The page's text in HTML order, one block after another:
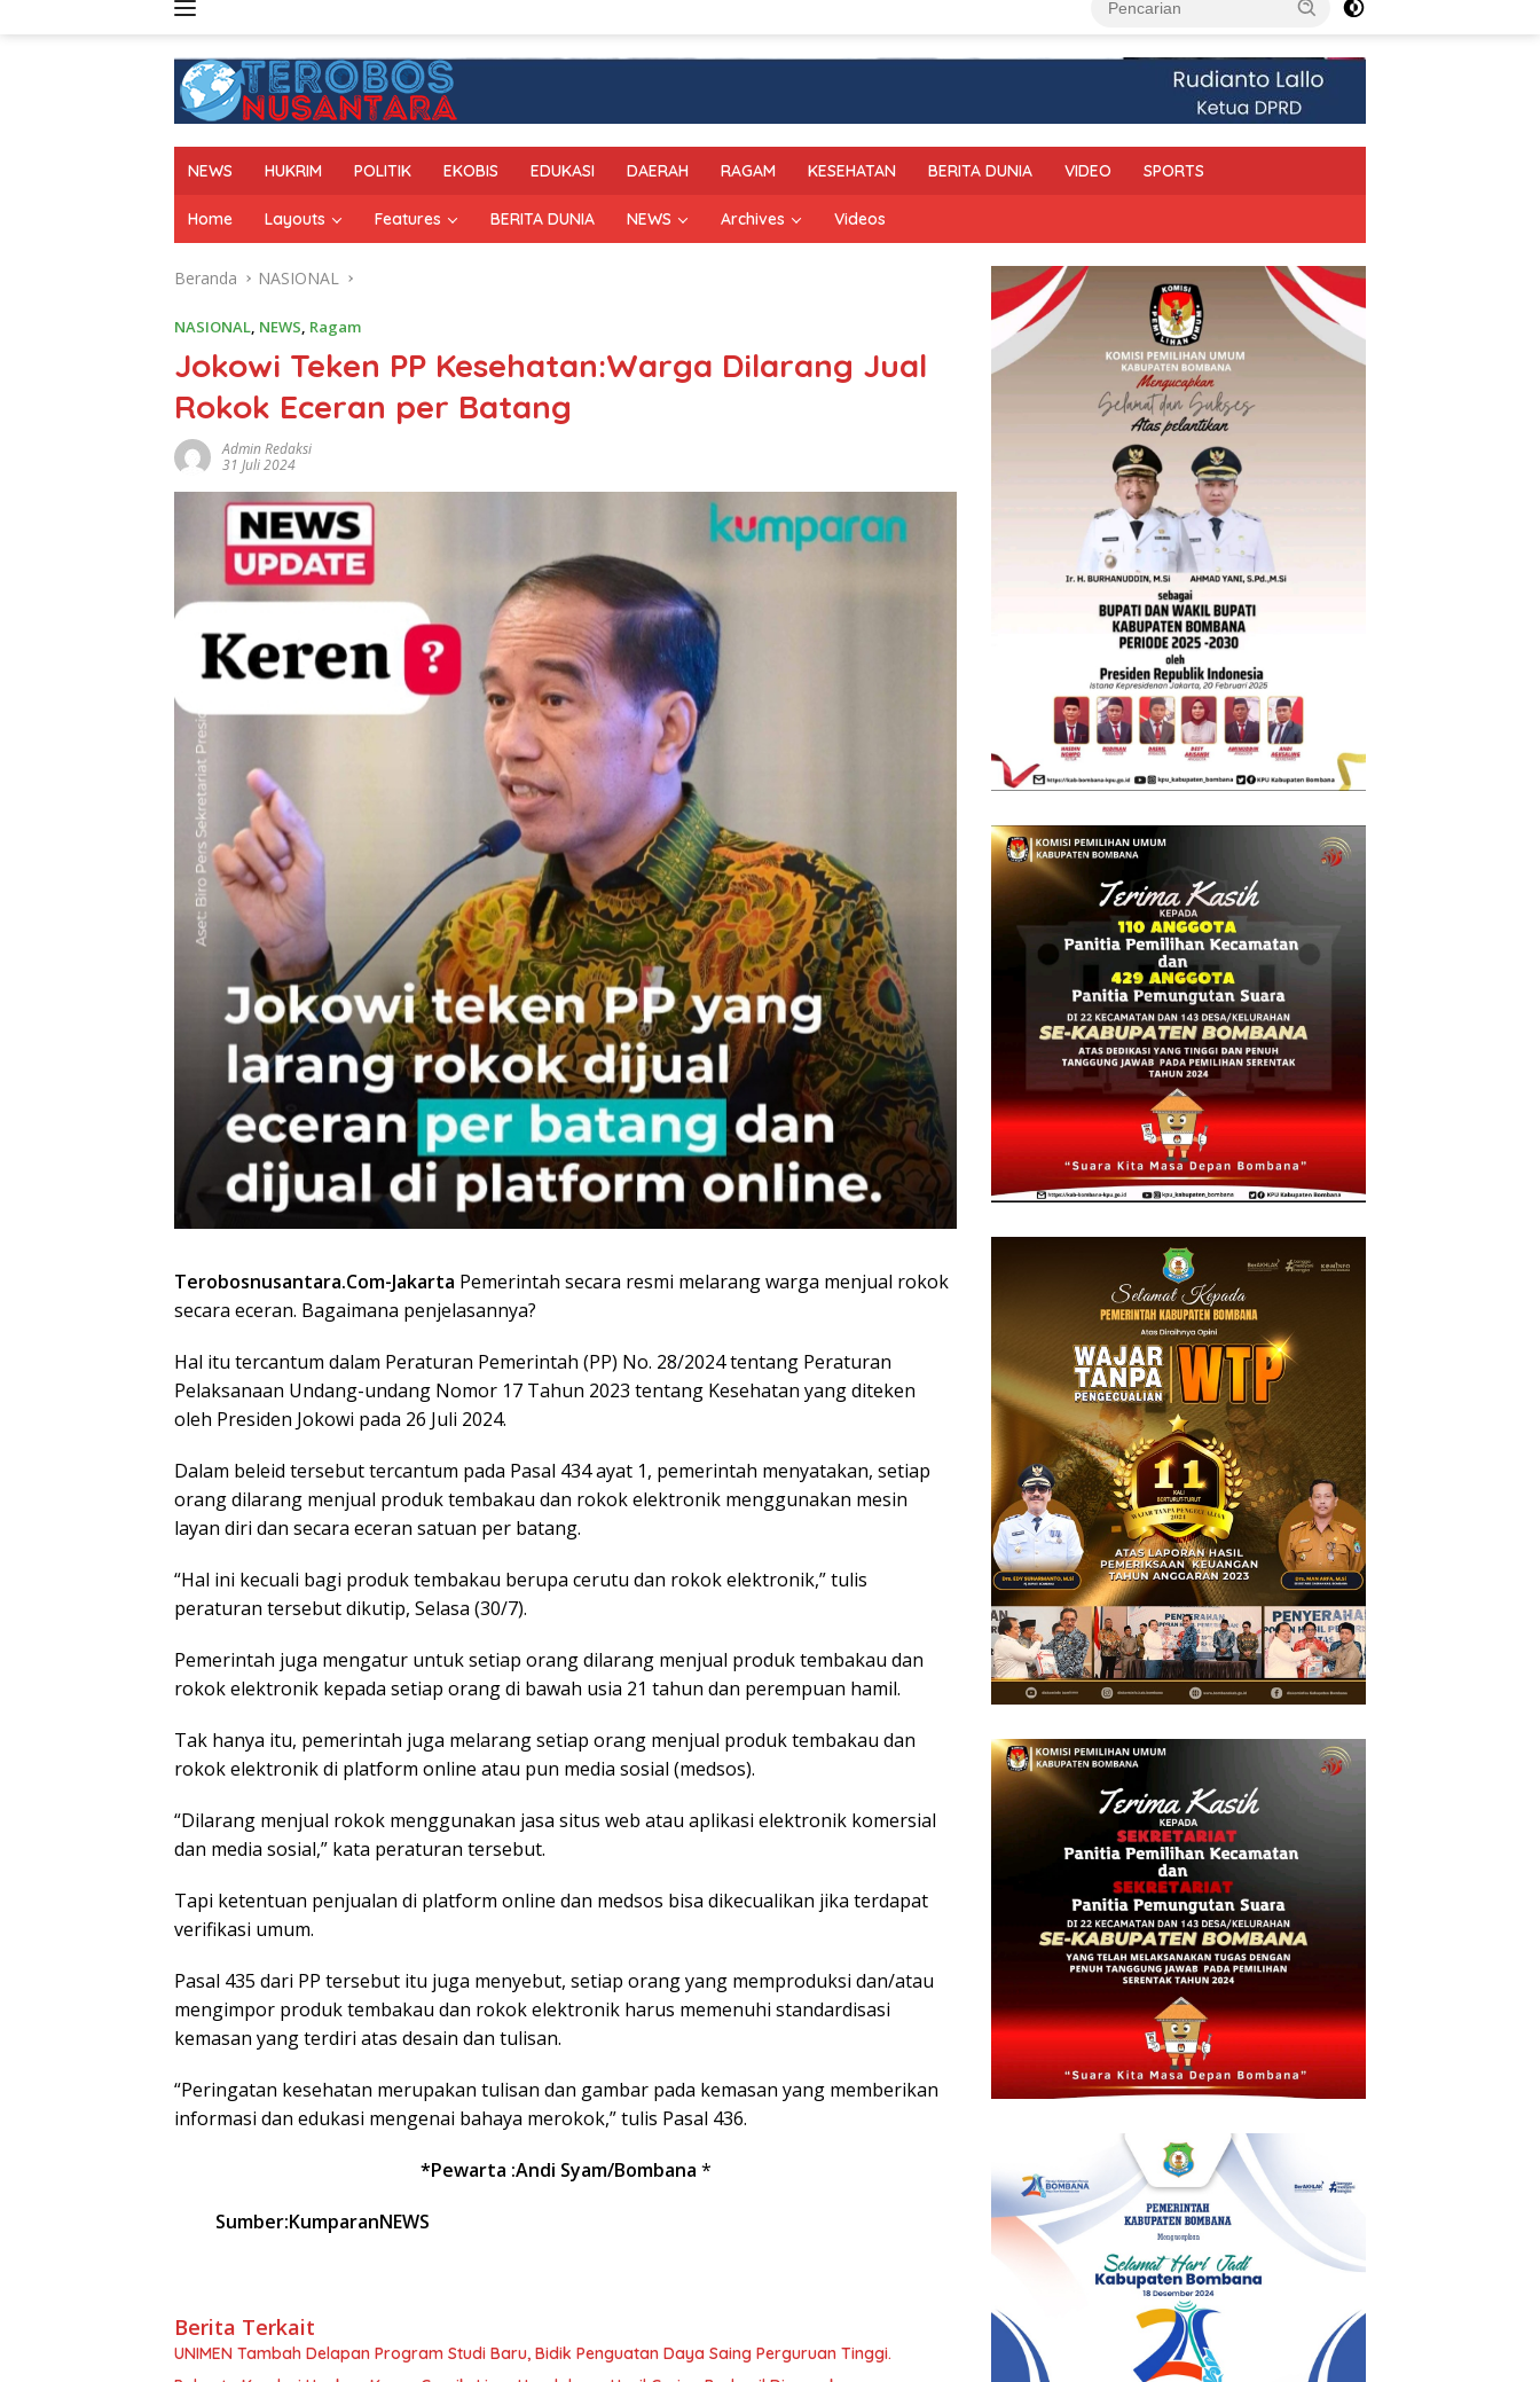
NEWS HUKRIM POLITIK EKOBIS EDUKASI DAERAH RAGAM KESEHATAN BERITA DUNIA VIDEO SPORTS
Home Layouts Features BERITA DUNIA NEWS Archives Videos
Beranda NASIONAL
NASIONAL, NEWS, Ragam
Jokowi Teken PP Kesehatan:Warga Dilarang Jual
Rokok Eceran per Batang
Admin Redaksi
31 Juli 2024
Terobosnusantara.Com-Jakarta Pemerintah secara resmi melarang warga menjual rokok
secara eceran. Bagaimana penjelasannya?
Hal itu tercantum dalam Peraturan Pemerintah (PP) No. 28/2024 tentang Peraturan
Pelaksanaan Undang-undang Nomor 17 Tahun 2023 tentang Kesehatan yang diteken
oleh Presiden Jokowi pada 26 Juli 2024.
Dalam beleid tersebut tercantum pada Pasal 434 ayat 1, pemerintah menyatakan, setiap
orang dilarang menjual produk tembakau dan rokok elektronik menggunakan mesin
layan diri dan secara eceran satuan per batang.
“Hal ini kecuali bagi produk tembakau berupa cerutu dan rokok elektronik,” tulis
peraturan tersebut dikutip, Selasa (30/7).
Pemerintah juga mengatur untuk setiap orang dilarang menjual produk tembakau dan
rokok elektronik kepada setiap orang di bawah usia 21 tahun dan perempuan hamil.
Tak hanya itu, pemerintah juga melarang setiap orang menjual produk tembakau dan
rokok elektronik di platform online atau pun media sosial (medsos).
“Dilarang menjual rokok menggunakan jasa situs web atau aplikasi elektronik komersial
dan media sosial,” kata peraturan tersebut.
Tapi ketentuan penjualan di platform online dan medsos bisa dikecualikan jika terdapat
verifikasi umum.
Pasal 435 dari PP tersebut itu juga menyebut, setiap orang yang memproduksi dan/atau
mengimpor produk tembakau dan rokok elektronik harus memenuhi standardisasi
kemasan yang terdiri atas desain dan tulisan.
“Peringatan kesehatan merupakan tulisan dan gambar pada kemasan yang memberikan
informasi dan edukasi mengenai bahaya merokok,” tulis Pasal 436.
*Pewarta :Andi Syam/Bombana *
Sumber:KumparanNEWS
Berita Terkait
UNIMEN Tambah Delapan Program Studi Baru, Bidik Penguatan Daya Saing Perguruan Tinggi.